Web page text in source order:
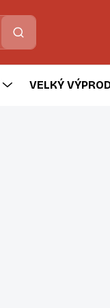
Hledat
VELKÝ